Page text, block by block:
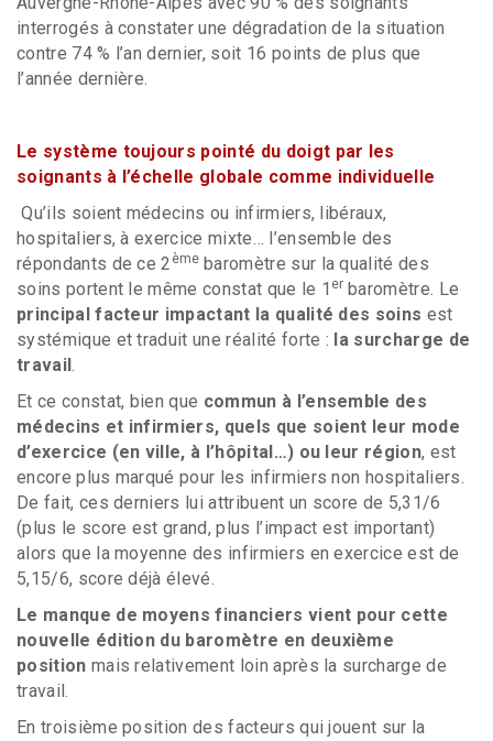
interrogés à constater une dégradation de la situation
contre 74 % l’an dernier, soit 16 points de plus que
l’année dernière.
Le système toujours pointé du doigt par les
soignants à l’échelle globale comme individuelle
Qu’ils soient médecins ou infirmiers, libéraux,
hospitaliers, à exercice mixte… l’ensemble des
répondants de ce 2 èmebaromètre sur la qualité des
soins portent le même constat que le 1 erbaromètre. Le
principal facteur impactant la qualité des soins est
systémique et traduit une réalité forte : la surcharge de
travail.
Et ce constat, bien que commun à l’ensemble des
médecins et infirmiers, quels que soient leur mode
d’exercice (en ville, à l’hôpital…) ou leur région, est
encore plus marqué pour les infirmiers non hospitaliers.
De fait, ces derniers lui attribuent un score de 5,31/6
(plus le score est grand, plus l’impact est important)
alors que la moyenne des infirmiers en exercice est de
5,15/6, score déjà élevé.
Le manque de moyens financiers vient pour cette
nouvelle édition du baromètre en deuxième
position mais relativement loin après la surcharge de
travail.
En troisième position des facteurs qui jouent sur la